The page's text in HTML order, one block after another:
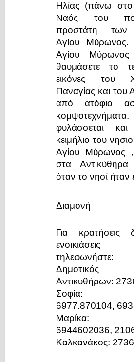
Ηλίας (πάνω
Ναός του
προστάτη των
Αγίου
Αγίου Μύρωνος
θαυμάσετε το
εικόνες του
Παναγίας και του
από ατόφιο
φυλάσσεται
κειμήλιο του
Αγίου Μύρωνος
στα
όταν το νησί ήταν
Διαμονή
Για κρατήσεις
ενοικιάσεις
τηλεφωνήστε:
Αντικυθήρων:
Σοφία:
6977.870104,
Μαρίκα:
6944602036,
Καλκανάκος: